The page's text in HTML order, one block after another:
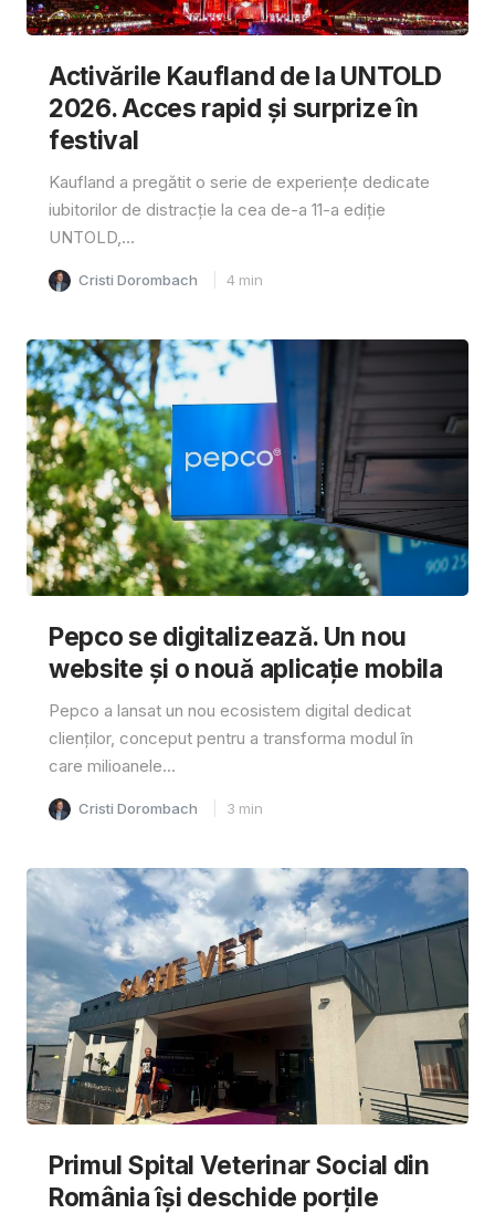
Activările Kaufland de la UNTOLD
2026. Acces rapid și surprize în
festival
Kaufland a pregătit o serie de experiențe dedicate
iubitorilor de distracție la cea de-a 11-a ediție
UNTOLD,...
Cristi Dorombach 4 min
Pepco se digitalizează. Un nou
website și o nouă aplicație mobila
Pepco a lansat un nou ecosistem digital dedicat
clienților, conceput pentru a transforma modul în
care milioanele...
Cristi Dorombach 3 min
Primul Spital Veterinar Social din
România își deschide porțile